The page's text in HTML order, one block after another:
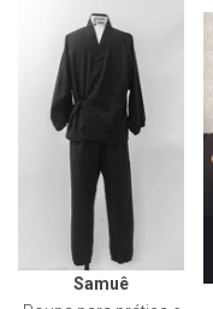
Samuê